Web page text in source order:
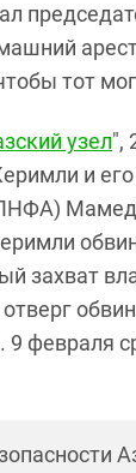
тот
узел",
и
захват
9 февраля